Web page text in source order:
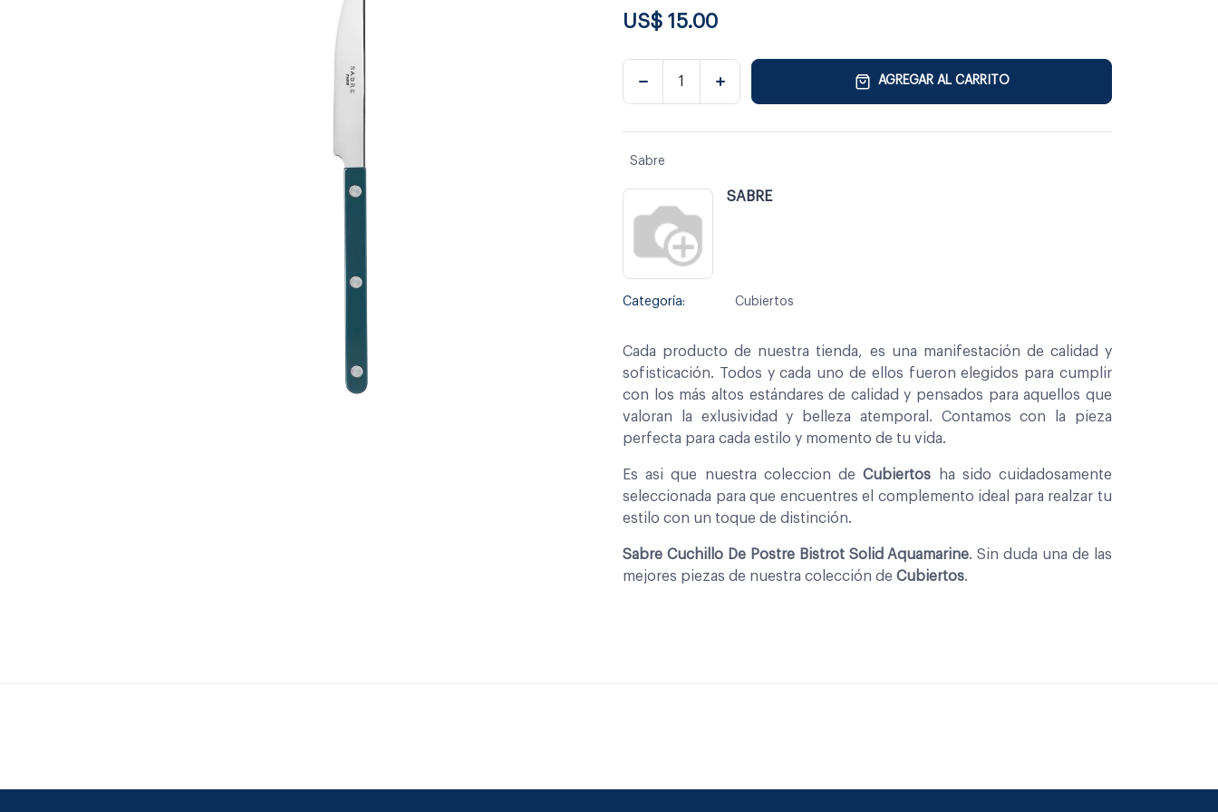
US$ 15.00
AGREGAR AL CARRITO
Sabre
SABRE
Categoría: Cubiertos
Cada producto de nuestra tienda, es una manifestación de calidad y
sofisticación. Todos y cada uno de ellos fueron elegidos para cumplir
con los más altos estándares de calidad y pensados para aquellos que
valoran la exlusividad y belleza atemporal. Contamos con la pieza
perfecta para cada estilo y momento de tu vida.
Es asi que nuestra coleccion deCubiertos ha sido cuidadosamente
seleccionada para que encuentres el complemento ideal para realzar tu
estilo con un toque de distinción.
Sabre Cuchillo De Postre Bistrot Solid Aquamarine. Sin duda una de las
mejores piezas de nuestra colección de Cubiertos.